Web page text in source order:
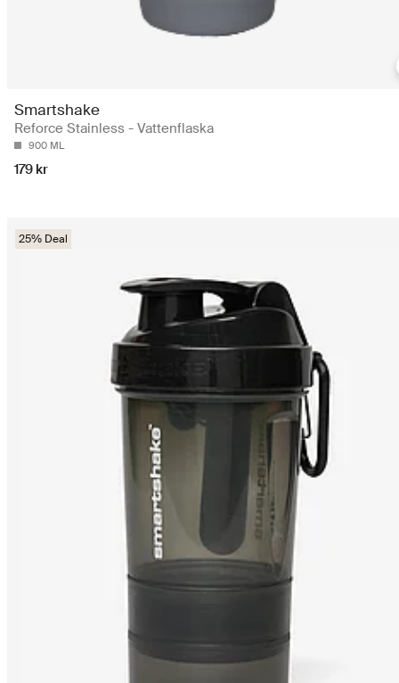
Smartshake
Reforce Stainless - Vattenflaska
900 ML
179 kr
25% Deal